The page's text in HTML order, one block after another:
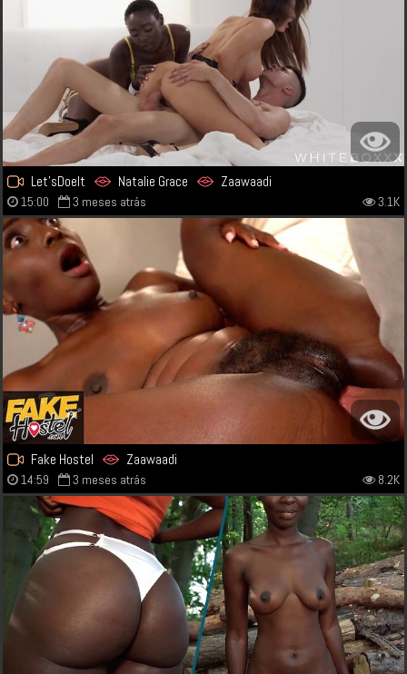
Let'sDoeIt Natalie Grace Zaawaadi
15:00 3 meses atrás 3.1K
Fake Hostel Zaawaadi
14:59 3 meses atrás 8.2K